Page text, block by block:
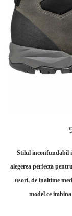
Slackline
Accesorii
Copii
Espadrile
Casti
Caciuli
Jachete
Sosete
Bandane
Imbracaminte de
Copii
Stilul inconfundabil
alegerea perfecta
usori, de inaltime
model ce